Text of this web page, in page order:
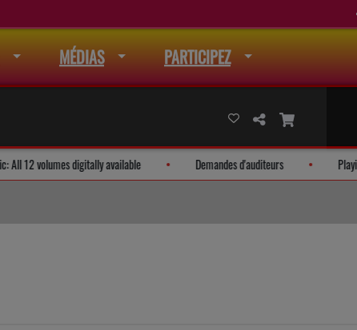
MÉDIAS PARTICIPEZ
The Art of Music: All 12 volumes digitally available Demandes d'auditeurs